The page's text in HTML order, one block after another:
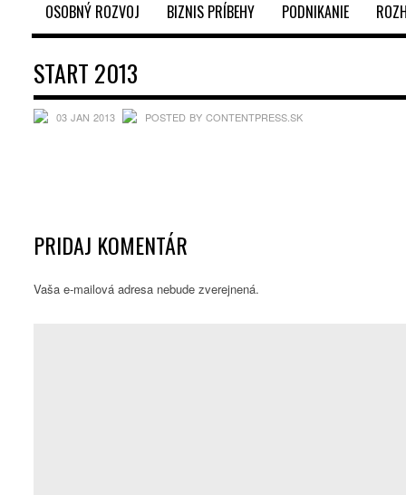
OSOBNÝ ROZVOJ BIZNIS PRÍBEHY PODNIKANIE
START 2013
03 JAN 2013 POSTED BY CONTENTPRESS.SK
PRIDAJ KOMENTÁR
Vaša e-mailová adresa nebude zverejnená.